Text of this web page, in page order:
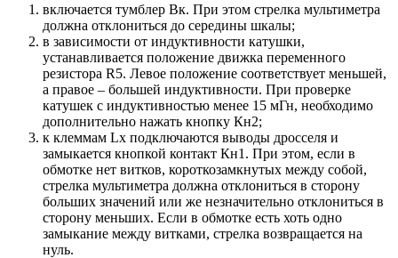
включается тумблер Вк. При этом стрелка мультиметра
должна отклониться до середины шкалы;
в зависимости от индуктивности катушки,
устанавливается положение движка переменного
резистора R5. Левое положение соответствует меньшей,
а правое – большей индуктивности. При проверке
катушек с индуктивностью менее 15 мГн, необходимо
дополнительно нажать кнопку Кн2;
к клеммам Lx подключаются выводы дросселя и
замыкается кнопкой контакт Кн1. При этом, если в
обмотке нет витков, короткозамкнутых между собой,
стрелка мультиметра должна отклониться в сторону
больших значений или же незначительно отклониться в
сторону меньших. Если в обмотке есть хоть одно
замыкание между витками, стрелка возвращается на
нуль.